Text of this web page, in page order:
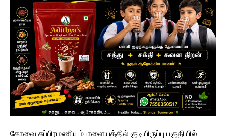
கோவை சுப்பிரமணியம்பாளையத்தில் குடியிருப்பு பகுதியில்